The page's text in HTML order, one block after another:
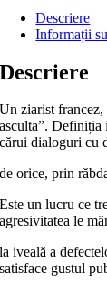
Descriere
Informații
Descriere
Un ziarist
asculta”. Definiția
cărui dialoguri cu
de orice, prin
Este un lucru ce
agresivitatea le
la iveală a
satisface gustul